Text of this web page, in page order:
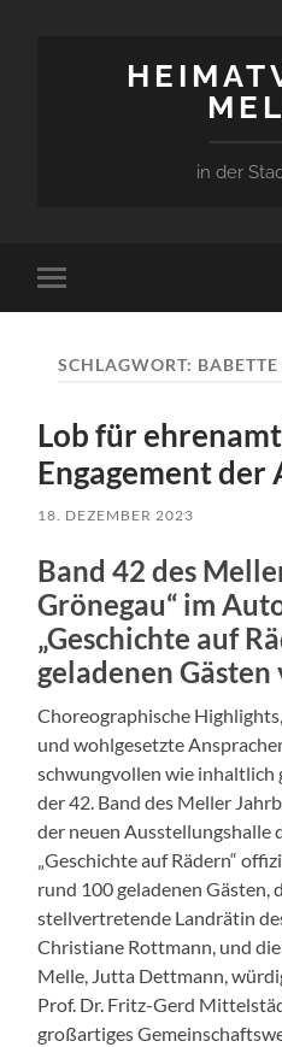
in der
Mobile-
Menü
SCHLAGWORT:
Lob für
Engagement der
18. DEZEMBER 2023
Band 42 des
Grönegau“ im
„Geschichte auf
geladenen
Choreographische
und wohlgesetzte
schwungvollen wie
der 42. Band des Meller
der neuen Ausstellungshalle
„Geschichte auf Rädern“
rund 100 geladenen Gästen,
stellvertretende Landrätin
Christiane Rottmann, und
Melle, Jutta Dettmann,
Prof. Dr. Fritz-Gerd
großartiges